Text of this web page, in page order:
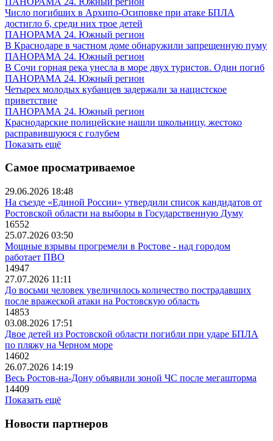
Число погибших в Архипо-Осиповке при атаке БПЛА
достигло 6, среди них трое детей
ПАНОРАМА 24. Южный регион
В Краснодаре в частном доме обнаружили запрещенную пуму
ПАНОРАМА 24. Южный регион
В Сочи горная река унесла в море двух туристов. Один погиб
ПАНОРАМА 24. Южный регион
Четырех молодых кубанцев задержали за нацистское
приветствие
ПАНОРАМА 24. Южный регион
Краснодарские полицейские нашли школьницу, жестоко
расправившуюся с голубем
Показать ещё
Самое просматриваемое
29.06.2026 18:48
На съезде «Единой России» утвердили список кандидатов от
Ростовской области на выборы в Государственную Думу
16552
25.07.2026 03:50
Мощные взрывы прогремели в Ростове - над городом
работает ПВО
14947
27.07.2026 11:11
До восьми человек увеличилось количество пострадавших
после вражеской атаки на Ростовскую область
14853
03.08.2026 17:51
Двое детей из Ростовской области погибли при ударе БПЛА
по пляжу на Черном море
14602
26.07.2026 14:19
Весь Ростов-на-Дону объявили зоной ЧС после мегашторма
14409
Показать ещё
Новости партнеров